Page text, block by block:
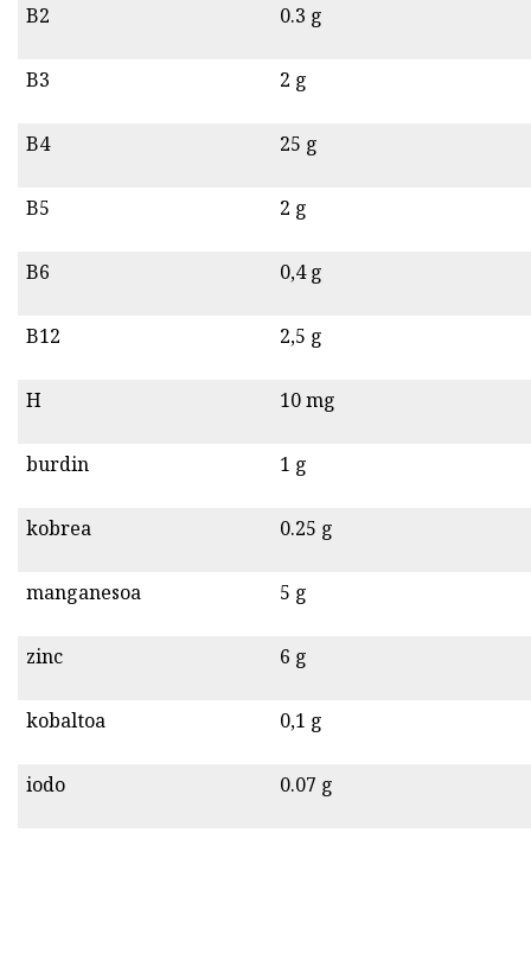
B2 0.3 g
B3 2 g
B4 25 g
B5 2 g
B6 0,4 g
B12 2,5 g
H 10 mg
burdin 1 g
kobrea 0.25 g
manganesoa 5 g
zinc 6 g
kobaltoa 0,1 g
iodo 0.07 g